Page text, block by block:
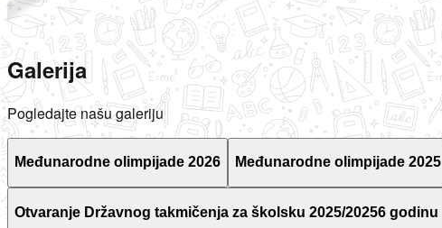
Galerija
Pogledajte našu galeriju
Međunarodne olimpijade 2026 Međunarodne olimpijade 2025
Otvaranje Državnog takmičenja za školsku 2025/20256 godinu